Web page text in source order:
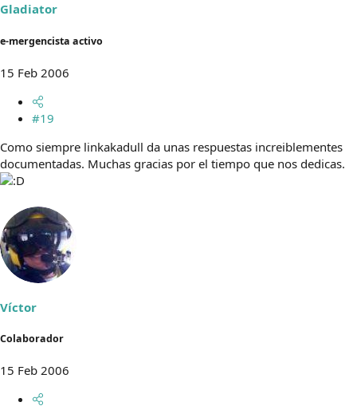
Gladiator
e-mergencista activo
15 Feb 2006
#19
Como siempre linkakadull da unas respuestas increiblementes
documentadas. Muchas gracias por el tiempo que nos dedicas.
Víctor
Colaborador
15 Feb 2006